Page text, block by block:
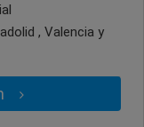
, Valencia y